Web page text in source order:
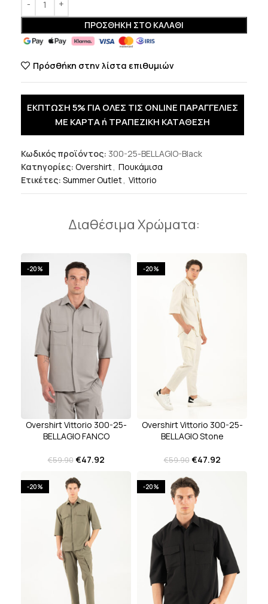
ΠΡΟΣΘΉΚΗ ΣΤΟ ΚΑΛΆΘΙ
Πρόσθήκη στην λίστα επιθυμιών
ΕΚΠΤΩΣΗ 5% ΓΙΑ ΟΛΕΣ ΤΙΣ ONLINE ΠΑΡΑΓΓΕΛΙΕΣ
ΜΕ ΚΑΡΤΑ ή ΤΡΑΠΕΖΙΚΗ ΚΑΤΑΘΕΣΗ
Κωδικός προϊόντος: 300-25-BELLAGIO-Black
Κατηγορίες: Overshirt, Πουκάμισα
Ετικέτες: Summer Outlet, Vittorio
Διαθέσιμα Χρώματα:
-20%
Overshirt Vittorio 300-25-
BELLAGIO FANCO
€59.90 €47.92
-20%
Overshirt Vittorio 300-25-
BELLAGIO Stone
€59.90 €47.92
-20% -20%